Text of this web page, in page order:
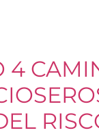
4